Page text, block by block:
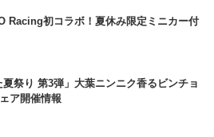
Racing初コラボ！夏休み限定ミニカー付
祭り 第3弾」大葉ニンニク香るビンチョ
ア開催情報